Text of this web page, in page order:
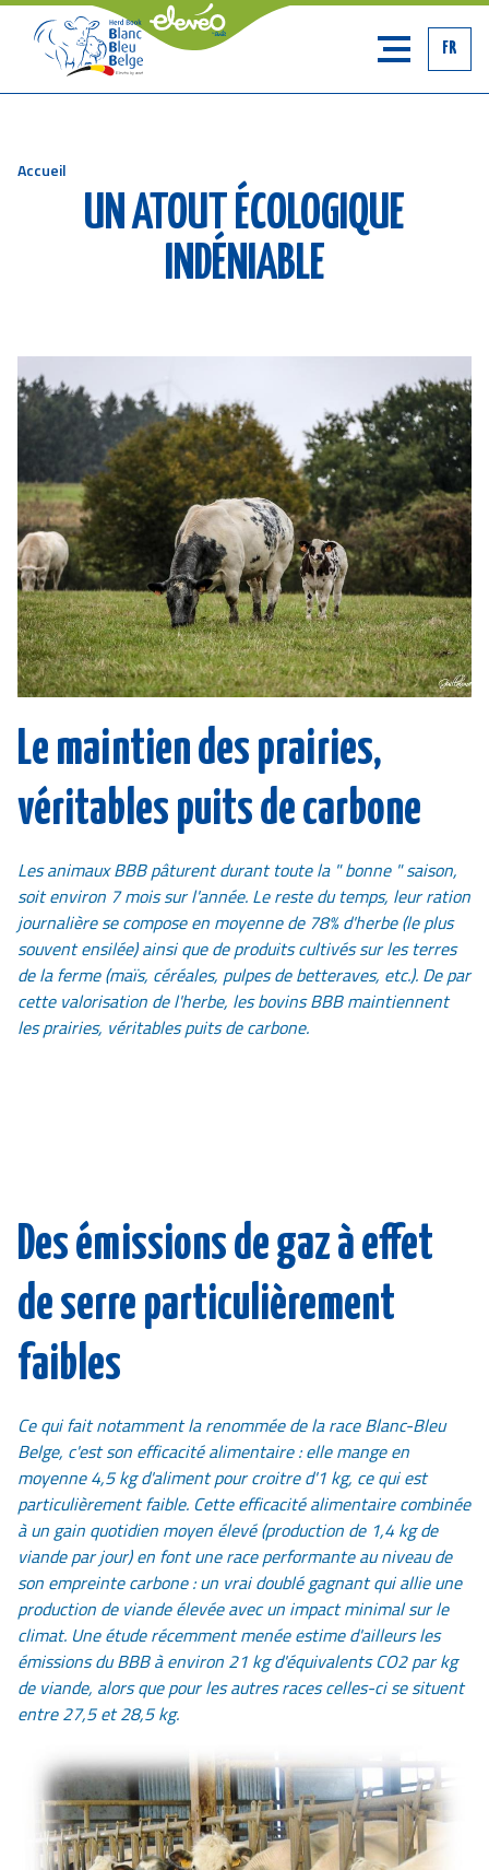
FR
Accueil
UN ATOUT ÉCOLOGIQUE
INDÉNIABLE
Le maintien des prairies,
véritables puits de carbone
Les animaux BBB pâturent durant toute la " bonne " saison,
soit environ 7 mois sur l'année. Le reste du temps, leur ration
journalière se compose en moyenne de 78% d'herbe (le plus
souvent ensilée) ainsi que de produits cultivés sur les terres
de la ferme (maïs, céréales, pulpes de betteraves, etc.). De par
cette valorisation de l'herbe, les bovins BBB maintiennent
les prairies, véritables puits de carbone.
Des émissions de gaz à effet
de serre particulièrement
faibles
Ce qui fait notamment la renommée de la race Blanc-Bleu
Belge, c'est son efficacité alimentaire : elle mange en
moyenne 4,5 kg d'aliment pour croitre d'1 kg, ce qui est
particulièrement faible. Cette efficacité alimentaire combinée
à un gain quotidien moyen élevé (production de 1,4 kg de
viande par jour) en font une race performante au niveau de
son empreinte carbone : un vrai doublé gagnant qui allie une
production de viande élevée avec un impact minimal sur le
climat. Une étude récemment menée estime d'ailleurs les
émissions du BBB à environ 21 kg d'équivalents CO2 par kg
de viande, alors que pour les autres races celles-ci se situent
entre 27,5 et 28,5 kg.